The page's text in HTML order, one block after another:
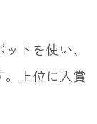
トを使い、
。上位に入賞